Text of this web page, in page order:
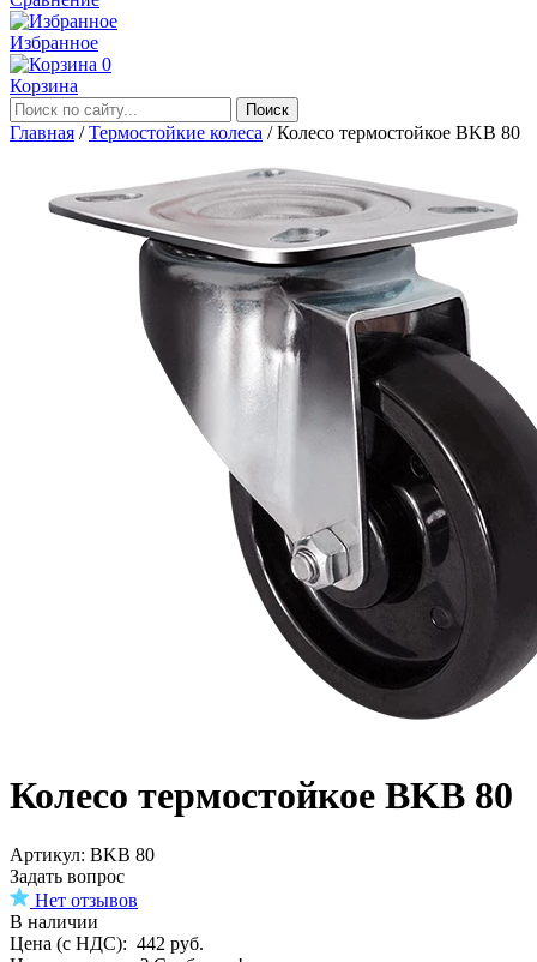
Избранное
0
Корзина
Главная /Термостойкие колеса /Колесо термостойкое BKB 80
Колесо термостойкое BKB 80
Aртикул: BKB 80
Задать вопрос
Нет отзывов
В наличии
Цена (с НДС): 442 руб.